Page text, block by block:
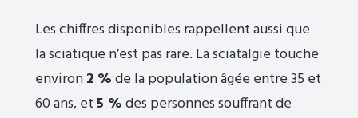
Les chiffres disponibles rappellent aussi que
la sciatique n’est pas rare. La sciatalgie touche
environ2 %de la population âgée entre 35 et
60 ans, et5 %des personnes souffrant de